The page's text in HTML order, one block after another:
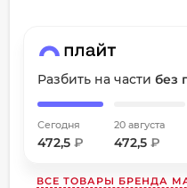
Разбить на части без
Сегодня
472,5 ₽
20 августа
472,5₽
ВСЕ ТОВАРЫ БРЕНДА
25
2 недели
8 800